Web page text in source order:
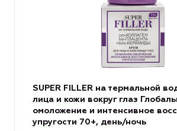
SUPER FILLER на термальной
лица и кожи вокруг глаз
омоложение и интенсивное
упругости 70+, день/ночь